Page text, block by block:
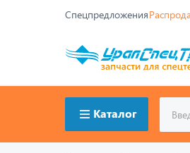
Спецпредложения
Каталог